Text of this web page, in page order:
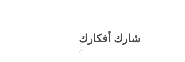
شارك أفكارك